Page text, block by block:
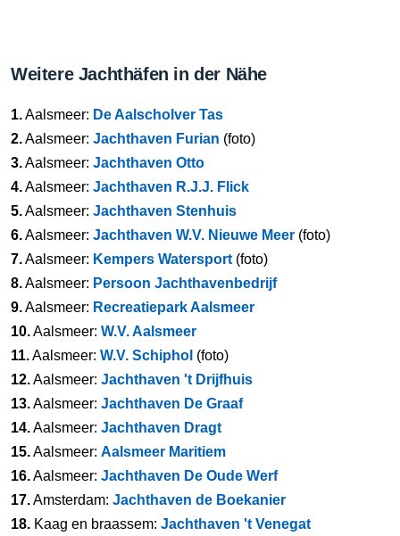
Weitere Jachthäfen in der Nähe
1.Aalsmeer: De Aalscholver Tas
2.Aalsmeer: Jachthaven Furian (foto)
3.Aalsmeer: Jachthaven Otto
4.Aalsmeer: Jachthaven R.J.J. Flick
5.Aalsmeer: Jachthaven Stenhuis
6.Aalsmeer: Jachthaven W.V. Nieuwe Meer (foto)
7.Aalsmeer: Kempers Watersport (foto)
8.Aalsmeer: Persoon Jachthavenbedrijf
9.Aalsmeer: Recreatiepark Aalsmeer
10.Aalsmeer: W.V. Aalsmeer
11.Aalsmeer: W.V. Schiphol (foto)
12.Aalsmeer: Jachthaven 't Drijfhuis
13.Aalsmeer: Jachthaven De Graaf
14.Aalsmeer: Jachthaven Dragt
15.Aalsmeer: Aalsmeer Maritiem
16.Aalsmeer: Jachthaven De Oude Werf
17.Amsterdam: Jachthaven de Boekanier
18. Kaag en braassem: Jachthaven 't Venegat